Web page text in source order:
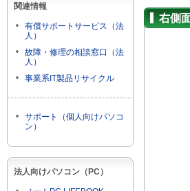
関連情報
有償サポートサービス（法
人）
故障・修理の相談窓口（法
人）
事業系IT製品リサイクル
サポート（個人向けパソコ
ン）
法人向けパソコン（PC）
右側